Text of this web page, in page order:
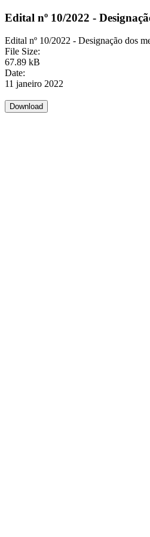
Edital nº 10/2022 -
Edital nº 10/2022 - Designação dos
File Size:
67.89 kB
Date:
11 janeiro 2022